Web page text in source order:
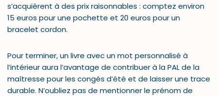
s’acquièrent à des prix raisonnables : comptez environ
15 euros pour une pochette et 20 euros pour un
bracelet cordon.
Pour terminer, un livre avec un mot personnalisé à
l’intérieur aura l’avantage de contribuer à la PAL de la
maîtresse pour les congés d’été et de laisser une trace
durable. N’oubliez pas de mentionner le prénom de